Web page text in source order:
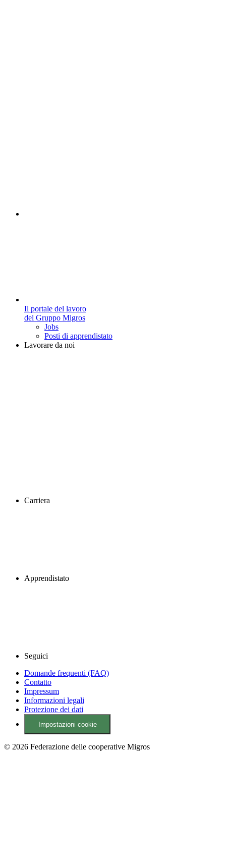
Il portale del lavoro
del Gruppo Migros
Jobs
Posti di apprendistato
Lavorare da noi
Carriera
Apprendistato
Seguici
Domande frequenti (FAQ)
Contatto
Impressum
Informazioni legali
Protezione dei dati
Impostazioni cookie
© 2026 Federazione delle cooperative Migros